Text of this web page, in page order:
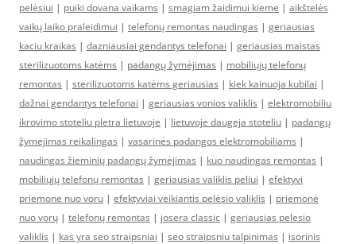
pelėsiui | puiki dovana vaikams | smagiam žaidimui kieme | aikštelės
vaikų laiko praleidimui | telefonų remontas naudingas | geriausias
kaciu kraikas | dazniausiai gendantys telefonai | geriausias maistas
sterilizuotoms katėms | padangų žymėjimas | mobiliųjų telefonų
remontas | sterilizuotoms katėms geriausias | kiek kainuoja kubilai |
dažnai gendantys telefonai | geriausias vonios valiklis | elektromobiliu
ikrovimo stoteliu pletra lietuvoje | lietuvoje daugeja stoteliu | padangų
žymėjimas reikalingas | vasarinės padangos elektromobiliams |
naudingas žieminių padangų žymėjimas | kuo naudingas remontas |
mobiliųjų telefonų remontas | geriausias valiklis peliui | efektyvi
priemone nuo voru | efektyviai veikiantis pelėsio valiklis | priemonė
nuo vorų | telefonų remontas | josera classic | geriausias pelesio
valiklis | kas yra seo straipsniai | seo straipsniu talpinimas | isorinis